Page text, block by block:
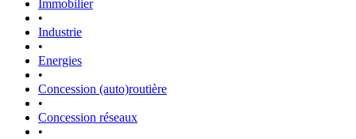
Immobilier
•
Industrie
•
Energies
•
Concession (auto)routière
•
Concession réseaux
•